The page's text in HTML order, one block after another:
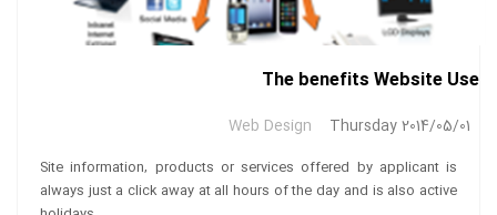
The benefits Website Use
Web Design Thursday 2014/05/01
Site information, products or services offered by applicant is
always just a click away at all hours of the day and is also active